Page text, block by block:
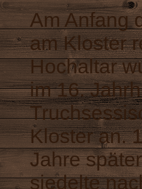
Am Anfang
am Kloster
Hochaltar
im 16.
Kloster an.
Jahre
siedelte